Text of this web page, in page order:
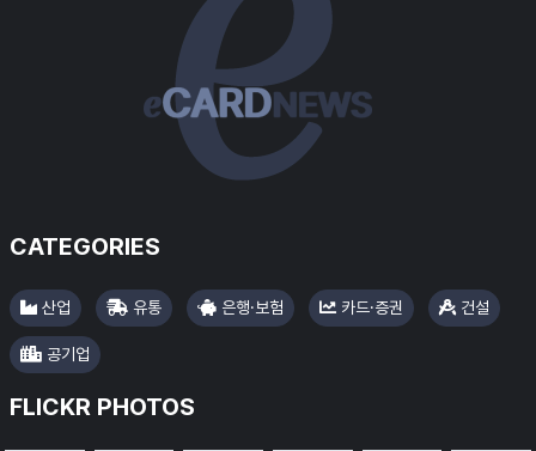
#수협중앙회
CATEGORIES
산업 유통 은행·보험 카드·증권 건설
공기업
FLICKR PHOTOS